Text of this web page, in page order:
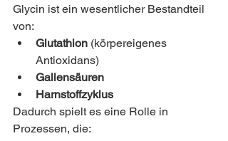
Glycin ist ein wesentlicher Bestandteil
von:
Glutathion (körpereigenes
Antioxidans)
Gallensäuren
Harnstoffzyklus
Dadurch spielt es eine Rolle in
Prozessen, die: